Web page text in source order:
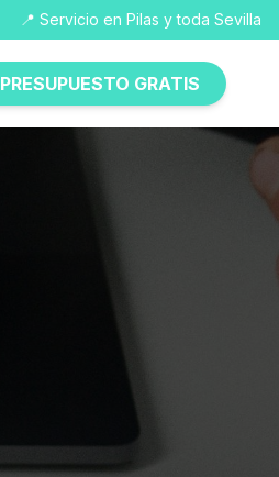
📍 Servicio en Pilas y toda Sevilla
PRESUPUESTO GRATIS